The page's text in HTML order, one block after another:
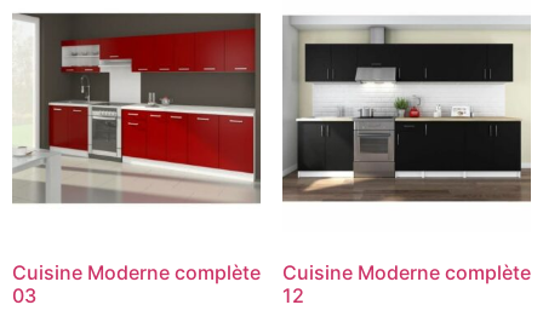
Cuisine Moderne complète
03
Cuisine Moderne complète
12